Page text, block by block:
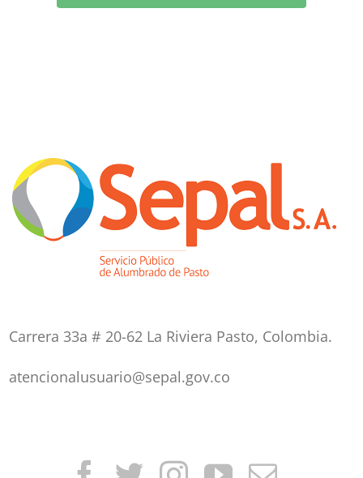
Carrera 33a # 20-62 La Riviera Pasto, Colombia.
atencionalusuario@sepal.gov.co